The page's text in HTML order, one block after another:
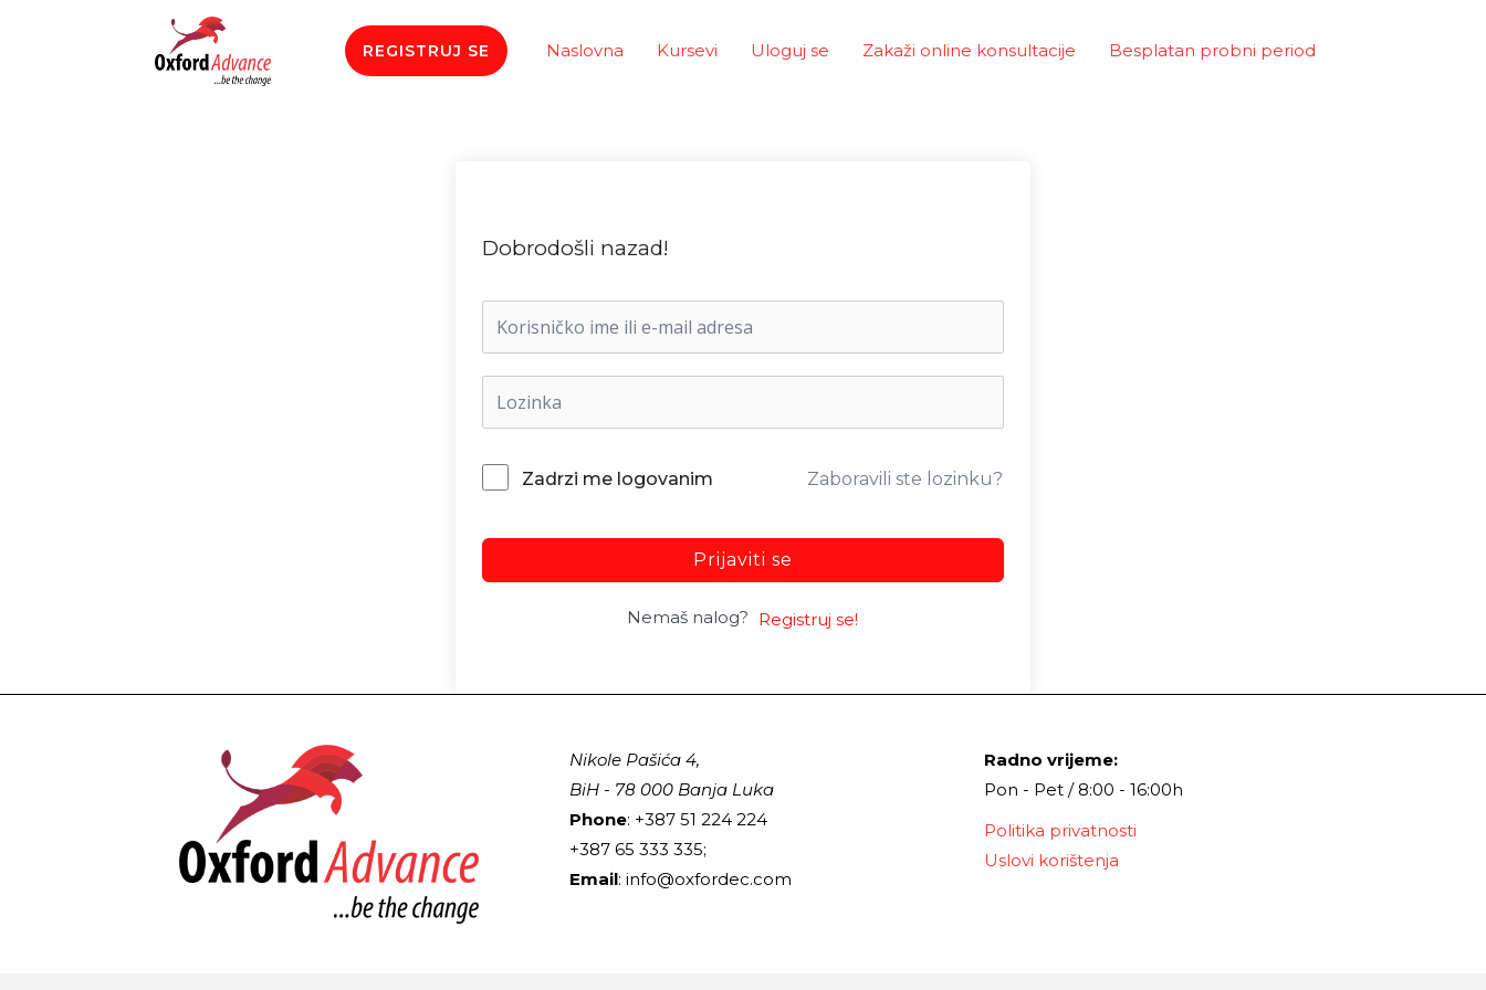
REGISTRUJ SE Naslovna Kursevi Uloguj se Zakaži online konsultacije Besplatan probni period
Dobrodošli nazad!
Zadrzi me logovanim Zaboravili ste lozinku?
Prijaviti se
Nemaš nalog? Registruj se!
Nikole Pašića 4,
BiH - 78 000 Banja Luka
Phone: +387 51 224 224
+387 65 333 335;
Email: info@oxfordec.com
Radno vrijeme:
Pon - Pet / 8:00 - 16:00h
Politika privatnosti
Uslovi korištenja